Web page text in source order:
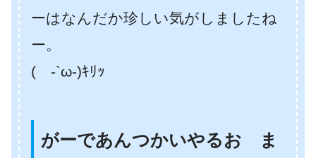
ーはなんだか珍しい気がしましたね
ー。
( -`ω-)ｷﾘｯ
がーであんつかいやるお ま